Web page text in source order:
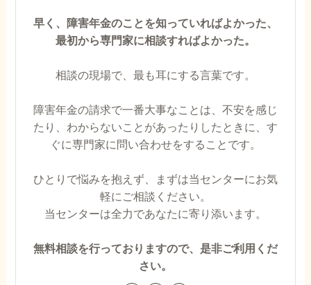
早く、障害年金のことを知っていればよかった、
最初から専門家に相談すればよかった。
相談の現場で、最も耳にする言葉です。
障害年金の請求で一番大事なことは、不安を感じ
たり、わからないことがあったりしたときに、す
ぐに専門家に問い合わせをすることです。
ひとりで悩みを抱えず、まずは当センターにお気
軽にご相談ください。
当センターは全力であなたに寄り添います。
無料相談を行っておりますので、是非ご利用くだ
さい。